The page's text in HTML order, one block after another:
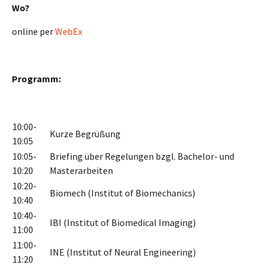
Wo?
online perWebEx
Programm:
10:00-
10:05
Kurze Begrüßung
10:05-
10:20
Briefing über Regelungen bzgl. Bachelor- und
Masterarbeiten
10:20-
10:40
Biomech (Institut of Biomechanics)
10:40-
11:00
IBI (Institut of Biomedical Imaging)
11:00-
11:20
INE (Institut of Neural Engineering)